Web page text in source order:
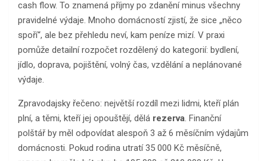
cash flow. To znamená příjmy po zdanění minus všechny
pravidelné výdaje. Mnoho domácností zjistí, že sice „něco
spoří“, ale bez přehledu neví, kam peníze mizí. V praxi
pomůže detailní rozpočet rozdělený do kategorií: bydlení,
jídlo, doprava, pojištění, volný čas, vzdělání a neplánované
výdaje.
Zpravodajsky řečeno: největší rozdíl mezi lidmi, kteří plán
plní, a těmi, kteří jej opouštějí, dělá rezerva. Finanční
polštář by měl odpovídat alespoň 3 až 6 měsíčním výdajům
domácnosti. Pokud rodina utratí 35 000 Kč měsíčně,